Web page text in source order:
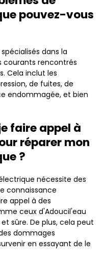
pouvez-vous
dans la
courants rencontrés
Cela inclut les
de fuites, de
endommagée, et bien
faire appel à
réparer mon
?
nécessite des
connaissance
appel à des
ceux d'Adoucil'eau
sûre. De plus, cela peut
dommages
en essayant de le